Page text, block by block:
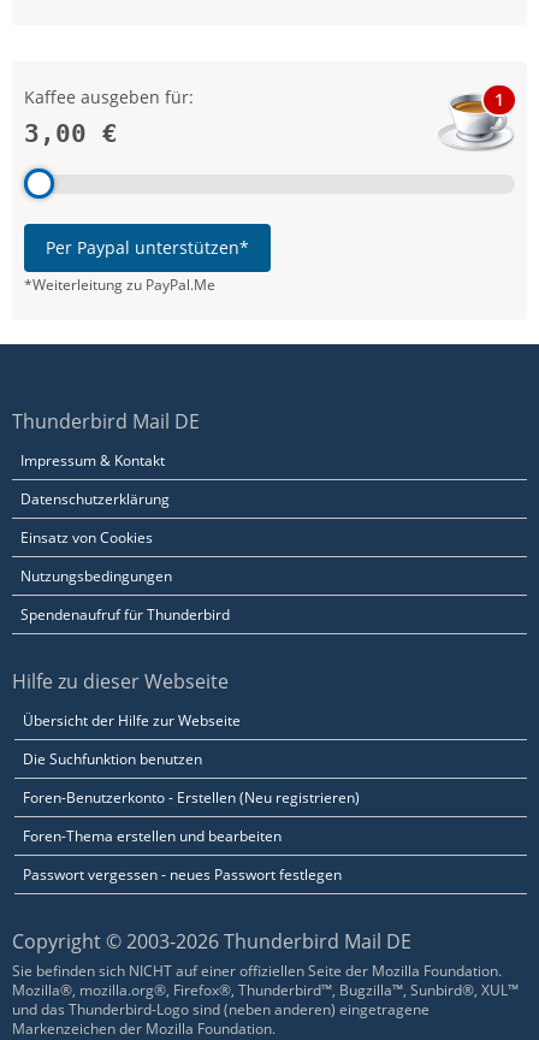
Kaffee ausgeben für:
3,00 €
1
Per Paypal unterstützen*
*Weiterleitung zu PayPal.Me
Thunderbird Mail DE
Impressum & Kontakt
Datenschutzerklärung
Einsatz von Cookies
Nutzungsbedingungen
Spendenaufruf für Thunderbird
Hilfe zu dieser Webseite
Übersicht der Hilfe zur Webseite
Die Suchfunktion benutzen
Foren-Benutzerkonto - Erstellen (Neu registrieren)
Foren-Thema erstellen und bearbeiten
Passwort vergessen - neues Passwort festlegen
Copyright © 2003-2026 Thunderbird Mail DE
Sie befinden sich NICHT auf einer offiziellen Seite der Mozilla Foundation.
Mozilla®, mozilla.org®, Firefox®, Thunderbird™, Bugzilla™, Sunbird®, XUL™
und das Thunderbird-Logo sind (neben anderen) eingetragene
Markenzeichen der Mozilla Foundation.